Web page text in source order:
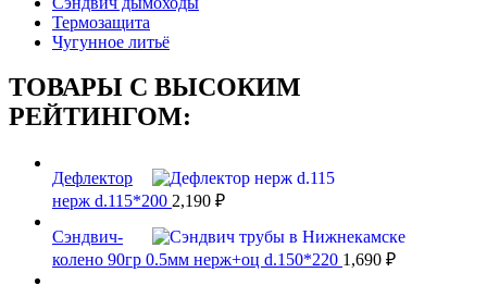
Термозащита
Чугунное литьё
ТОВАРЫ С ВЫСОКИМ
РЕЙТИНГОМ:
Дефлектор
нерж d.115*200 2,190 ₽
Сэндвич-
колено 90гр 0.5мм нерж+оц d.150*220 1,690 ₽